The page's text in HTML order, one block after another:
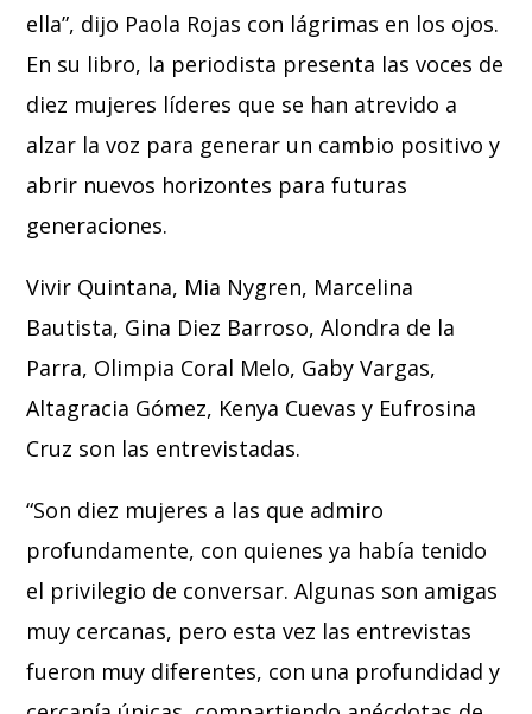
ella”, dijo Paola Rojas con lágrimas en los ojos.
En su libro, la periodista presenta las voces de
diez mujeres líderes que se han atrevido a
alzar la voz para generar un cambio positivo y
abrir nuevos horizontes para futuras
generaciones.
Vivir Quintana, Mia Nygren, Marcelina
Bautista, Gina Diez Barroso, Alondra de la
Parra, Olimpia Coral Melo, Gaby Vargas,
Altagracia Gómez, Kenya Cuevas y Eufrosina
Cruz son las entrevistadas.
“Son diez mujeres a las que admiro
profundamente, con quienes ya había tenido
el privilegio de conversar. Algunas son amigas
muy cercanas, pero esta vez las entrevistas
fueron muy diferentes, con una profundidad y